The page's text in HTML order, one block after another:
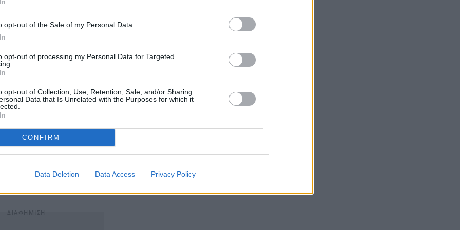
opt-out of the Sale of my Personal Data.
opt-out of processing my Personal Data for Targeted
opt-out of Collection, Use, Retention, Sale, and/or Sharing
Data that Is Unrelated with the Purposes for which it
CONFIRM
Data Deletion Data Access Privacy Policy
θα εκφράσει την αντίθεσή της στην ενέργεια αυτή
όσους βουλευτές τάχθηκαν υπέρ του
την καταδικάσουν τα κόμματα που τάχθηκαν
με την ακραία ρητορική των στελεχών
“φαντασμάτων”.
με βάση την πίστη μου για το τι είναι σωστό ή
πίστη αποτελεί μέρος της ταυτότητας του πιστού
ακυρώνεται με έξωθεν παρεμβάσεις. Η πίστη αφορά
τα υπόλοιπα, αποτελούν παιχνίδια εξουσίας.
χέρι. Αλλά αυτές οι εξουσιαστικές συμπεριφορές
πίστη».